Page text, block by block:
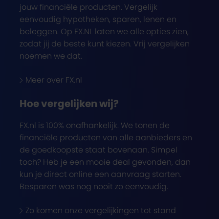
jouw financiële producten. Vergelijk
eenvoudig hypotheken, sparen, lenen en
beleggen. Op FX.NL laten we alle opties zien,
zodat jij de beste kunt kiezen. Vrij vergelijken
noemen we dat.
Meer over FX.nl
Hoe vergelijken wij?
FX.nl is 100% onafhankelijk. We tonen de
financiële producten van alle aanbieders en
de goedkoopste staat bovenaan. Simpel
toch? Heb je een mooie deal gevonden, dan
kun je direct online een aanvraag starten.
Besparen was nog nooit zo eenvoudig.
Zo komen onze vergelijkingen tot stand